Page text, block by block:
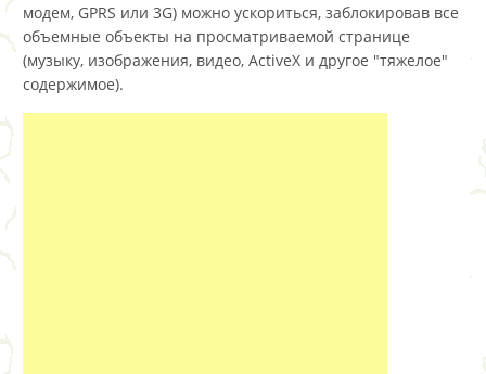
модем, GPRS или 3G) можно ускориться, заблокировав все
объемные объекты на просматриваемой странице
(музыку, изображения, видео, ActiveX и другое "тяжелое"
содержимое).